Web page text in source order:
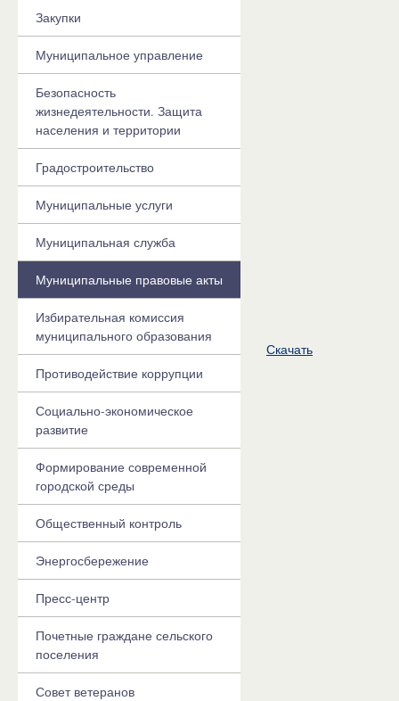
Скачать
Закупки
Муниципальное управление
Безопасность
жизнедеятельности. Защита
населения и территории
Градостроительство
Муниципальные услуги
Муниципальная служба
Муниципальные правовые акты
Избирательная комиссия
муниципального образования
Противодействие коррупции
Социально-экономическое
развитие
Формирование современной
городской среды
Общественный контроль
Энергосбережение
Пресс-центр
Почетные граждане сельского
поселения
Совет ветеранов